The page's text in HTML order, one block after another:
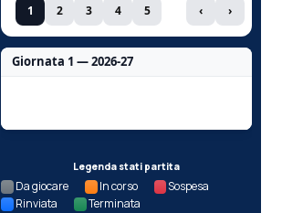
1 2 3 4 5 ‹ ›
Giornata 1 — 2026-27
Legenda stati partita
Da giocare In corso
Sospesa
Rinviata
Terminata